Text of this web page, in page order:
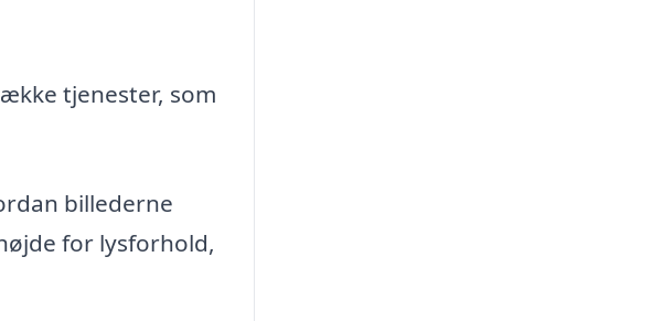
tjenester, som
billederne
for lysforhold,